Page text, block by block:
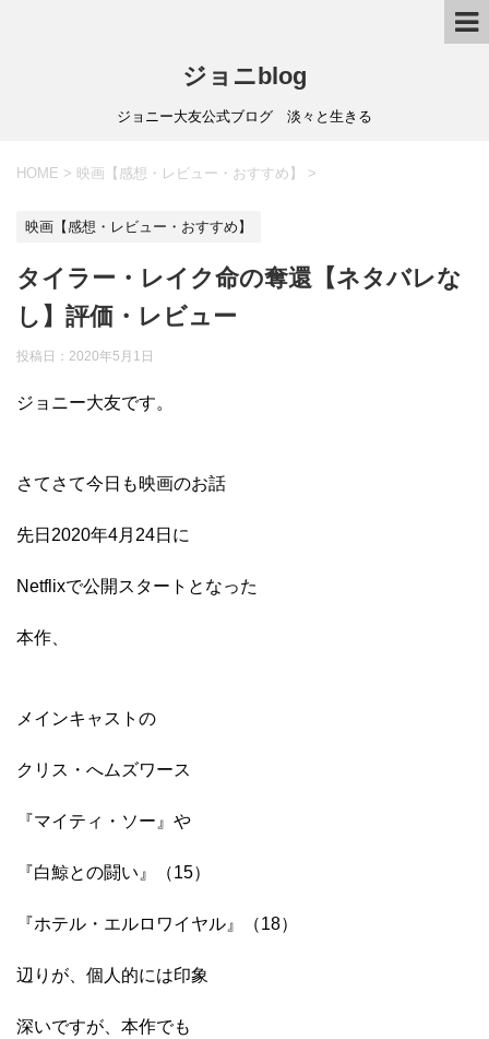
ジョニblog
ジョニー大友公式ブログ 淡々と生きる
HOME > 映画【感想・レビュー・おすすめ】 >
映画【感想・レビュー・おすすめ】
タイラー・レイク命の奪還【ネタバレな
し】評価・レビュー
投稿日： 2020年5月1日
ジョニー大友です。
さてさて今日も映画のお話
先日2020年4月24日に
Netflixで公開スタートとなった
本作、
メインキャストの
クリス・へムズワース
『マイティ・ソー』や
『白鯨との闘い』（15）
『ホテル・エルロワイヤル』（18）
辺りが、個人的には印象
深いですが、本作でも